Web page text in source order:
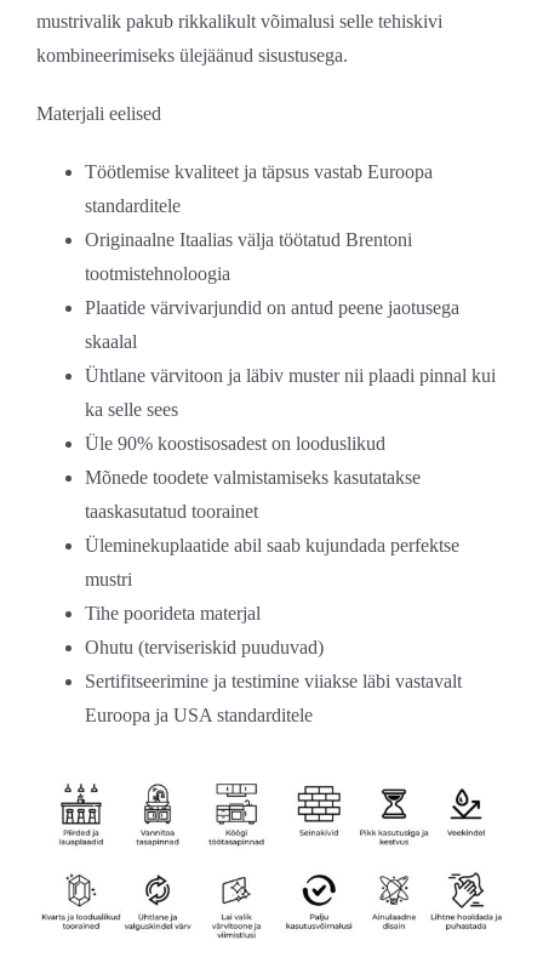
mustrivalik pakub rikkalikult võimalusi selle tehiskivi
kombineerimiseks ülejäänud sisustusega.
Materjali eelised
Töötlemise kvaliteet ja täpsus vastab Euroopa
standarditele
Originaalne Itaalias välja töötatud Brentoni
tootmistehnoloogia
Plaatide värvivarjundid on antud peene jaotusega
skaalal
Ühtlane värvitoon ja läbiv muster nii plaadi pinnal kui
ka selle sees
Üle 90% koostisosadest on looduslikud
Mõnede toodete valmistamiseks kasutatakse
taaskasutatud toorainet
Üleminekuplaatide abil saab kujundada perfektse
mustri
Tihe poorideta materjal
Ohutu (terviseriskid puuduvad)
Sertifitseerimine ja testimine viiakse läbi vastavalt
Euroopa ja USA standarditele